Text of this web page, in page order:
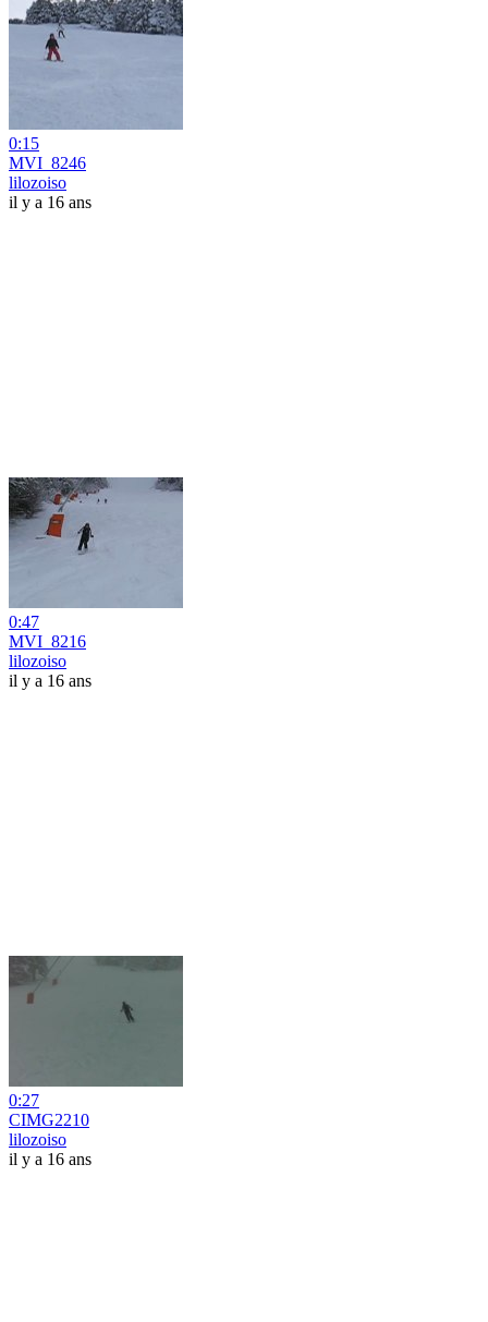
0:15
MVI_8246
lilozoiso
il y a 16 ans
0:47
MVI_8216
lilozoiso
il y a 16 ans
0:27
CIMG2210
lilozoiso
il y a 16 ans